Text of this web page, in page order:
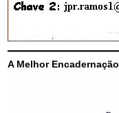
A Melhor Encadernação